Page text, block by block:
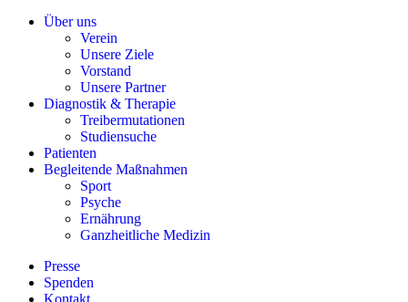
Über uns
Verein
Unsere Ziele
Vorstand
Unsere Partner
Diagnostik & Therapie
Treibermutationen
Studiensuche
Patienten
Begleitende Maßnahmen
Sport
Psyche
Ernährung
Ganzheitliche Medizin
Presse
Spenden